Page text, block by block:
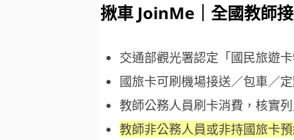
揪車 JoinMe｜全國教師
交通部觀光署認定「國民旅遊卡
國旅卡可刷機場接送／包車／
教師公務人員刷卡消費，核實
教師非公務人員或非持國旅卡